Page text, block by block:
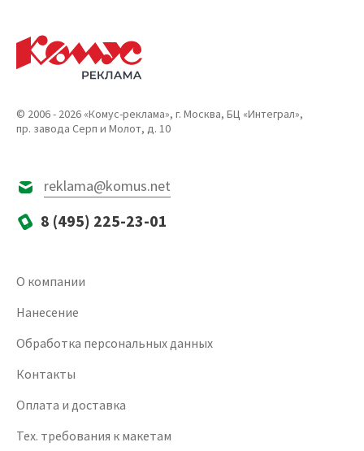
© 2006 - 2026 «Комус-реклама», г. Москва, БЦ «Интеграл»,
пр. завода Серп и Молот, д. 10
reklama@komus.net
8 (495) 225-23-01
О компании
Нанесение
Обработка персональных данных
Контакты
Оплата и доставка
Тех. требования к макетам